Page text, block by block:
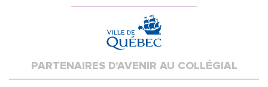
PARTENAIRES D'AVENIR AU COLLÉGIAL